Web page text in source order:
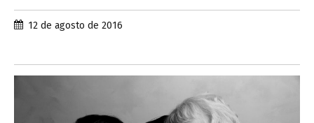
12 de agosto de 2016